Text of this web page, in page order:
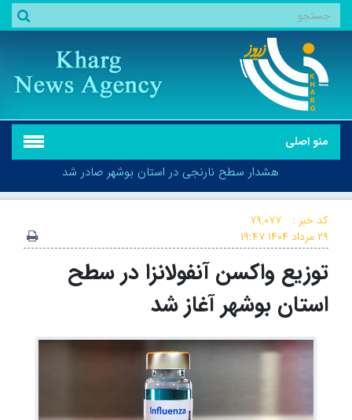
منو اصلی
هشدار سطح نارنجی در استان بوشهر صادر شد
هشدار سطح نارنجی در استان بوشهر صادر شد
کد خبر :
۷۹,۰۷۷
۲۹ مرداد ۱۴۰۴
۱۹:۴۷
توزیع واکسن آنفولانزا در سطح
استان بوشهر آغاز شد